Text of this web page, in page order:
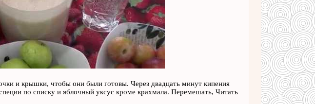
и крышки, чтобы они были готовы. Через двадцать минут кипения
по списку и яблочный уксус кроме крахмала. Перемешать, Читать